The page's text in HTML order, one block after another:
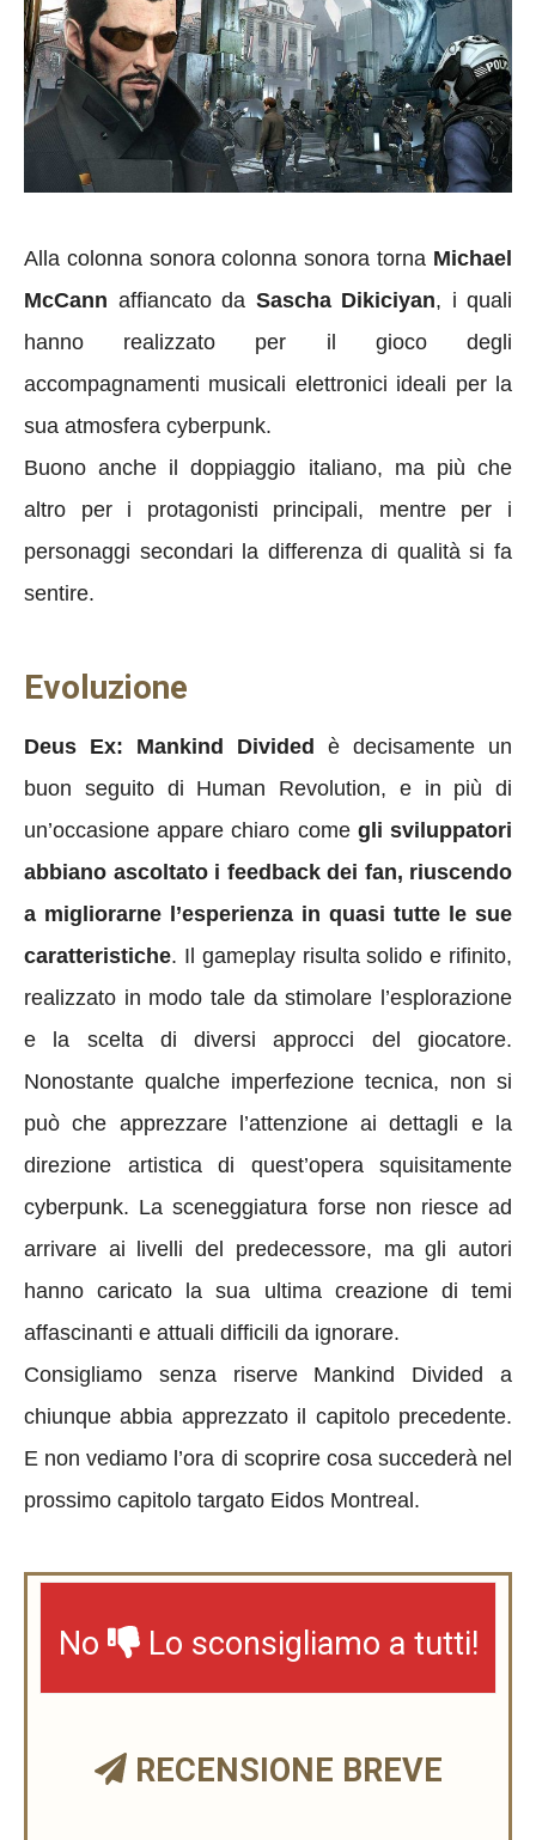
Alla colonna sonora colonna sonora torna Michael
McCann affiancato da Sascha Dikiciyan, i quali
hanno realizzato per il gioco degli
accompagnamenti musicali elettronici ideali per la
sua atmosfera cyberpunk.
Buono anche il doppiaggio italiano, ma più che
altro per i protagonisti principali, mentre per i
personaggi secondari la differenza di qualità si fa
sentire.
Evoluzione
Deus Ex: Mankind Divided è decisamente un
buon seguito di Human Revolution, e in più di
un’occasione appare chiaro come gli sviluppatori
abbiano ascoltato i feedback dei fan, riuscendo
a migliorarne l’esperienza in quasi tutte le sue
caratteristiche. Il gameplay risulta solido e rifinito,
realizzato in modo tale da stimolare l’esplorazione
e la scelta di diversi approcci del giocatore.
Nonostante qualche imperfezione tecnica, non si
può che apprezzare l’attenzione ai dettagli e la
direzione artistica di quest’opera squisitamente
cyberpunk. La sceneggiatura forse non riesce ad
arrivare ai livelli del predecessore, ma gli autori
hanno caricato la sua ultima creazione di temi
affascinanti e attuali difficili da ignorare.
Consigliamo senza riserve Mankind Divided a
chiunque abbia apprezzato il capitolo precedente.
E non vediamo l’ora di scoprire cosa succederà nel
prossimo capitolo targato Eidos Montreal.
No Lo sconsigliamo a tutti!
RECENSIONE BREVE